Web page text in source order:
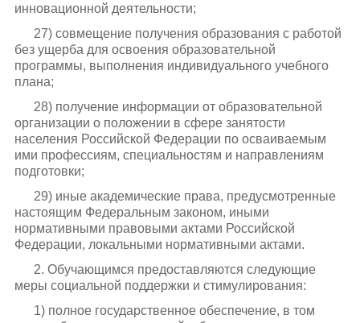
инновационной деятельности;
27) совмещение получения образования с работой
без ущерба для освоения образовательной
программы, выполнения индивидуального учебного
плана;
28) получение информации от образовательной
организации о положении в сфере занятости
населения Российской Федерации по осваиваемым
ими профессиям, специальностям и направлениям
подготовки;
29) иные академические права, предусмотренные
настоящим Федеральным законом, иными
нормативными правовыми актами Российской
Федерации, локальными нормативными актами.
2. Обучающимся предоставляются следующие
меры социальной поддержки и стимулирования:
1) полное государственное обеспечение, в том